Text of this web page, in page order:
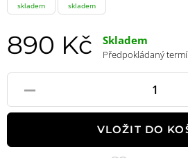
skladem
skladem
890 Kč Skladem
Předpokládaný
-
Pole
množství
VLOŽIT DO